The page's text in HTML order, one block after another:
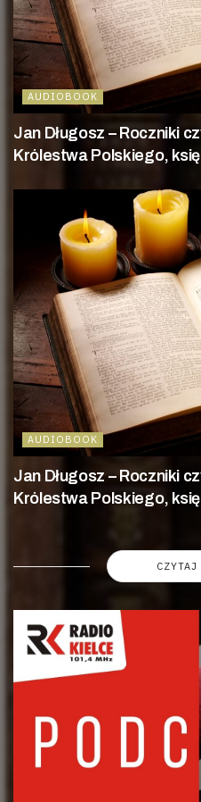
AUDIOBOOK
Jan Długosz – Roczniki
Królestwa Polskiego,
AUDIOBOOK
Jan Długosz – Roczniki
Królestwa Polskiego,
CZYTAJ